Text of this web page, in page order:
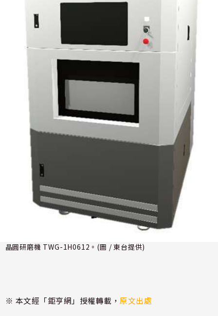
晶圓研磨機 TWG-1H0612。(圖 / 東台提供)
※ 本文經「鉅亨網」授權轉載，原文出處